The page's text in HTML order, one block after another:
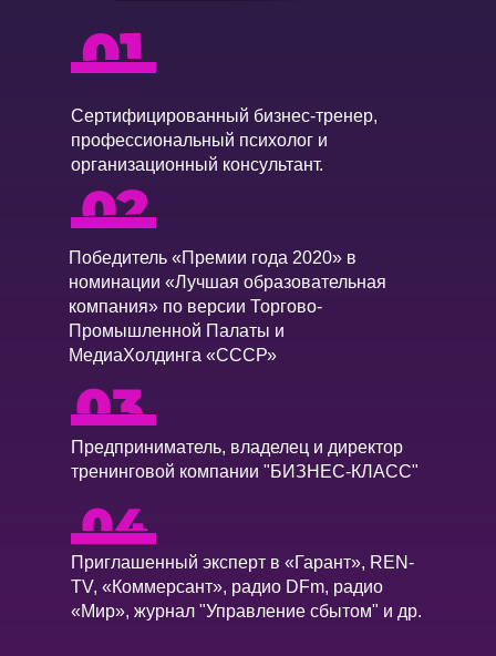
Cертифицированный бизнес-тренер,
профессиональный психолог и
организационный консультант.
Победитель «Премии года 2020» в
номинации «Лучшая образовательная
компания» по версии Торгово-
Промышленной Палаты и
МедиаХолдинга «СССР»
Предприниматель, владелец и директор
тренинговой компании "БИЗНЕС-КЛАСС"
Приглашенный эксперт в «Гарант», REN-
TV, «Коммерсант», радио DFm, радио
«Мир», журнал "Управление сбытом" и др.